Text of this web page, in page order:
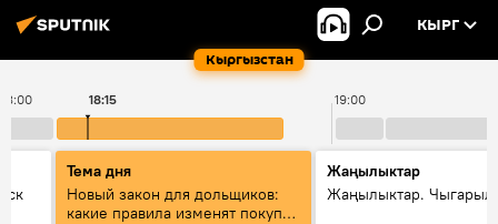
Кыргызстан
КЫРГ
18:00 19:00
18:15
Тема дня
Новый закон для дольщиков:
какие правила изменят покупку
Жаңылыктар
Жаңылыктар.